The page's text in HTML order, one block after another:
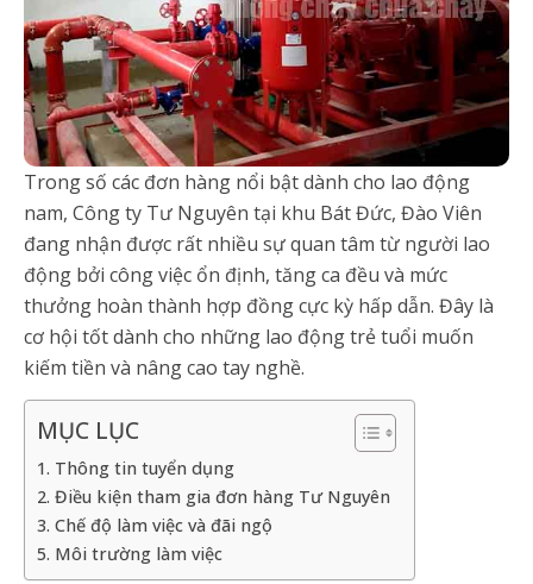
Trong số các đơn hàng nổi bật dành cho lao động
nam, Công ty Tư Nguyên tại khu Bát Đức, Đào Viên
đang nhận được rất nhiều sự quan tâm từ người lao
động bởi công việc ổn định, tăng ca đều và mức
thưởng hoàn thành hợp đồng cực kỳ hấp dẫn. Đây là
cơ hội tốt dành cho những lao động trẻ tuổi muốn
kiếm tiền và nâng cao tay nghề.
MỤC LỤC
1. Thông tin tuyển dụng
2. Điều kiện tham gia đơn hàng Tư Nguyên
3. Chế độ làm việc và đãi ngộ
5. Môi trường làm việc